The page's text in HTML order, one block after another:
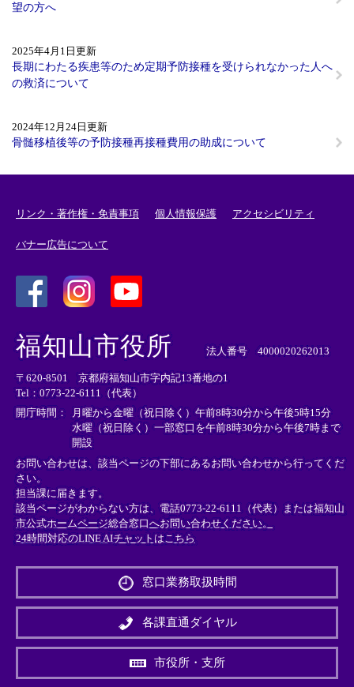
望の方へ
2025年4月1日更新
長期にわたる疾患等のため定期予防接種を受けられなかった人へ
の救済について
2024年12月24日更新
​骨髄移植後等の予防接種再接種費用の助成について
リンク・著作権・免責事項 個人情報保護 アクセシビリティ
バナー広告について
外
部
リ
ン
ク
＞
外
リ
ン
ク
＞
外
部
ン
ク
＞
福知山市役所 法人番号 4000020262013
〒620-8501 京都府福知山市字内記13番地の1
Tel：0773-22-6111（代表）
開庁時間：
月曜から金曜（祝日除く）午前8時30分から午後5時15分
水曜（祝日除く）一部窓口を午前8時30分から午後7時まで
開設
お問い合わせは、該当ページの下部にあるお問い合わせから行ってくだ
さい。
担当課に届きます。
該当ページがわからない方は、電話0773-22-6111（代表）または福知山
市公式ホームページ総合窓口へお問い合わせください。
24時間対応のLINE AIチャットはこちら
外
リ
ン
＞
窓口業務取扱時間
各課直通ダイヤル
市役所・支所